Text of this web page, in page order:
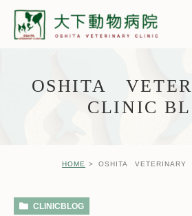
OSHITA
CLINIC
HOME OSHITA VETERINARY
CLINICBLOG